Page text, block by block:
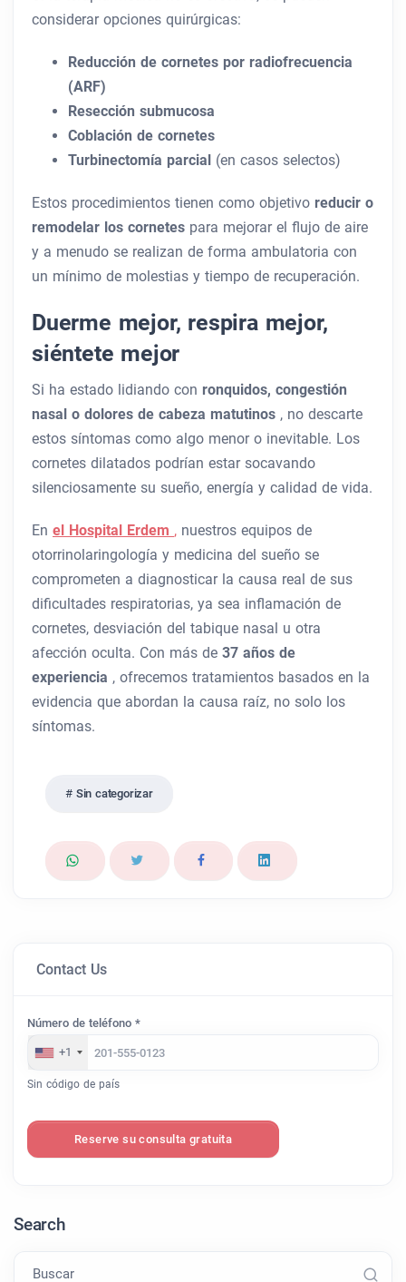
considerar opciones quirúrgicas:
Reducción de cornetes por radiofrecuencia
(ARF)
Resección submucosa
Coblación de cornetes
Turbinectomía parcial (en casos selectos)
Estos procedimientos tienen como objetivo reducir o
remodelar los cornetes para mejorar el flujo de aire
y a menudo se realizan de forma ambulatoria con
un mínimo de molestias y tiempo de recuperación.
Duerme mejor, respira mejor,
siéntete mejor
Si ha estado lidiando con ronquidos, congestión
nasal o dolores de cabeza matutinos , no descarte
estos síntomas como algo menor o inevitable. Los
cornetes dilatados podrían estar socavando
silenciosamente su sueño, energía y calidad de vida.
En el Hospital Erdem , nuestros equipos de
otorrinolaringología y medicina del sueño se
comprometen a diagnosticar la causa real de sus
dificultades respiratorias, ya sea inflamación de
cornetes, desviación del tabique nasal u otra
afección oculta. Con más de 37 años de
experiencia , ofrecemos tratamientos basados ​​en la
evidencia que abordan la causa raíz, no solo los
síntomas.
Sin categorizar
Contact Us
Número de teléfono *
+1
Sin código de país
Reserve su consulta gratuita
Search
Buscar